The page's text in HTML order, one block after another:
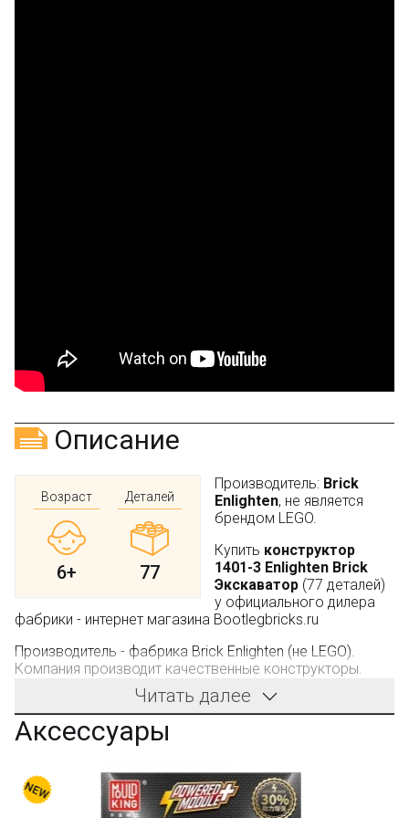
Описание
Возраст
6+
Деталей
77
Производитель: Brick
Enlighten, не является
брендом LEGO.
Купить конструктор
1401-3 Enlighten Brick
Экскаватор (77 деталей)
у официального дилера
фабрики - интернет магазина Bootlegbricks.ru
Производитель - фабрика Brick Enlighten (не LEGO).
Компания производит качественные конструкторы.
Детали имеют универсальные размеры и совместимы с
конструкторами других оригинальных брендов.
Только в BOOTLEGBRICKS.RU:
Бесплатная доставка от 3000 рублей;
Читать далее
Аксессуары
T5017B-1 Tai Gaole Комплект моторизации для
T5017B Tai Gaole